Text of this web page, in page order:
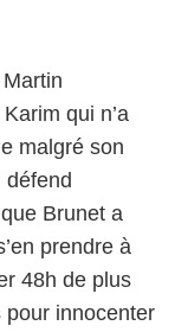
qui n’a
malgré son
défend
Brunet a
prendre à
48h de plus
pour innocenter